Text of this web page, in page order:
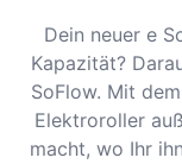
Dein neuer e
Kapazität?
SoFlow. Mit
Elektroroller
macht, wo Ihr